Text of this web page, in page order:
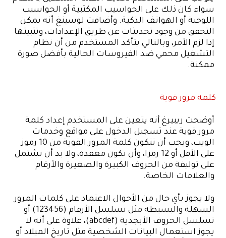
سواء كان ذلك على الحواسيب المكتبية أو الحواسيب
اللوحية أو الهواتف الذكية. وأضافت لوسينغ أنه يمكن
التحقق من وجود تحديثات عن طريق الإعدادات، وتثبيتها
إذا لزم الأمر، وبالتالي يتأكد المستخدم من أن نظام
التشغيل محمي ضد الفيروسات الحالية بأفضل صورة
ممكنة.
كلمة مرور قوية
أوضحت ريبيرغ أنه يتعين على المستخدم إعداد كلمة
مرور قوية عند تسجيل الدخول على مواقع وخدمات
الويب، ويجب أن تتكون كلمة المرور القوية من 10 رموز
على الأقل أو 12 رمزا، وأن تكون معقدة، ولا بد أن تشتمل
على توليفة من الحروف الكبيرة والصغيرة والأرقام
والعلامات الخاصة.
ولا يجوز بأي حال من الأحوال الاعتماد على كلمات المرور
السهلة والبسيطة مثل تسلسل الأرقام (123456) أو
تسلسل الحروف الأبجدية (abcdef)، علاوة على أنه لا
يجوز استعمال البيانات الشخصية مثل تاريخ الميلاد أو